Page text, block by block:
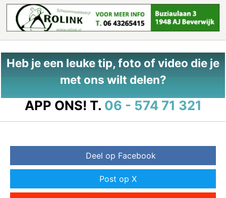
Heb je een leuke tip, foto of video die je
met ons wilt delen?
APP ONS! T. 06 - 574 71 321
Deel op Facebook
Post op X